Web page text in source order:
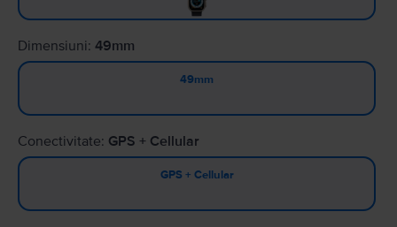
Dimensiuni: 49mm
49mm
Conectivitate: GPS + Cellular
GPS + Cellular